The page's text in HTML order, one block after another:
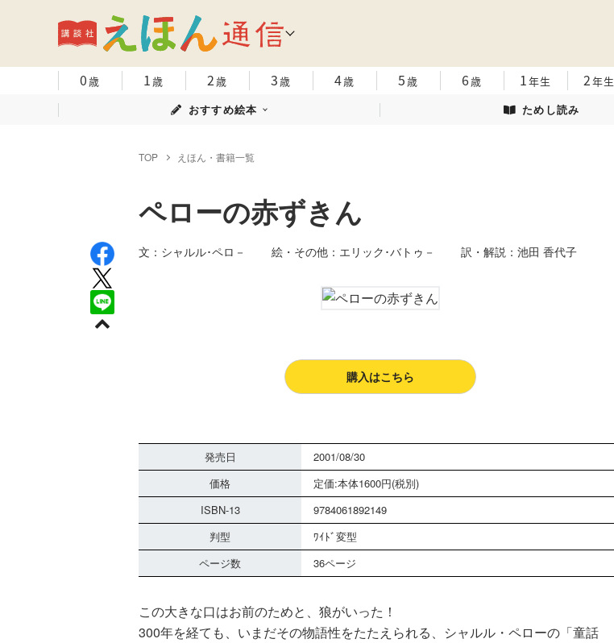
0歳 1歳 2歳 3歳 4歳 5歳 6歳 1年生 2年生
おすすめ絵本
ためし読み
TOP えほん・書籍一覧
ペローの赤ずきん
文：シャルル･ペロ－ 絵・その他：エリック･バトゥ－ 訳・解説：池田 香代子
購入はこちら
発売日
2001/08/30
価格
定価:本体1600円(税別)
ISBN-13
9784061892149
判型
ﾜｲﾄﾞ変型
ページ数
36ページ
この大きな口はお前のためと、狼がいった！
300年を経ても、いまだその物語性をたたえられる、シャルル・ペローの「童話